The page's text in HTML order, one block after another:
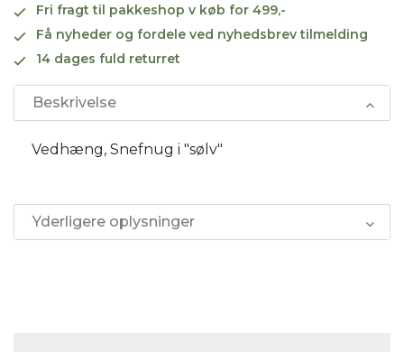
Fri fragt til pakkeshop v køb for 499,-
Få nyheder og fordele ved nyhedsbrev tilmelding
14 dages fuld returret
Beskrivelse
Vedhæng, Snefnug i "sølv"
Yderligere oplysninger